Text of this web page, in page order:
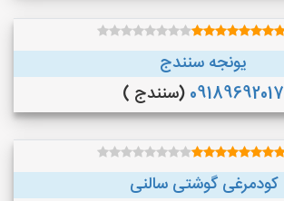
یونجه سنندج
09189692017 (سنندج )
کودمرغی گوشتی سالنی